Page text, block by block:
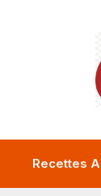
Recettes